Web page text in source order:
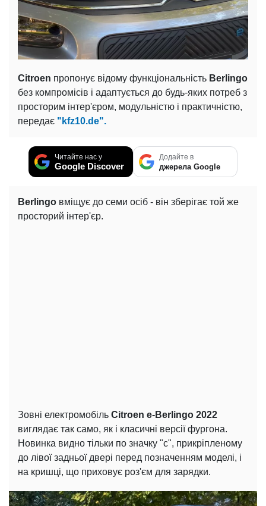
Citroen пропонує відому функціональність Berlingo
без компромісів і адаптується до будь-яких потреб з
просторим інтер'єром, модульністю і практичністю,
передає "kfz10.de".
Читайте нас у
Google Discover
Додайте в
джерела Google
Berlingo вміщує до семи осіб - він зберігає той же
просторий інтер'єр.
Зовні електромобіль Citroen e-Berlingo 2022
виглядає так само, як і класичні версії фургона.
Новинка видно тільки по значку "с", прикріпленому
до лівої задньої двері перед позначенням моделі, і
на кришці, що приховує роз'єм для зарядки.